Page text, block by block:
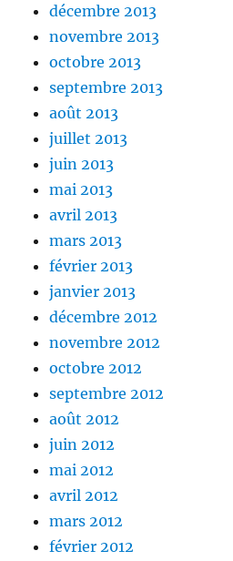
décembre 2013
novembre 2013
octobre 2013
septembre 2013
août 2013
juillet 2013
juin 2013
mai 2013
avril 2013
mars 2013
février 2013
janvier 2013
décembre 2012
novembre 2012
octobre 2012
septembre 2012
août 2012
juin 2012
mai 2012
avril 2012
mars 2012
février 2012